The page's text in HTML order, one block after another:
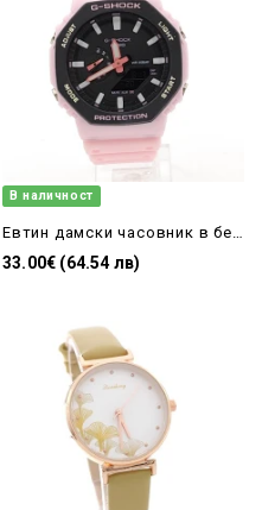
В наличност
33.00€ (64.54 лв)